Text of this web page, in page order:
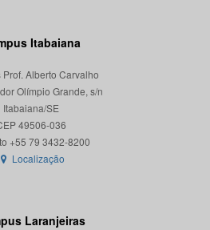
Itabaiana
Alberto Carvalho
Olímpio Grande, s/n
Itabaiana/SE
49506-036
Localização
Laranjeiras